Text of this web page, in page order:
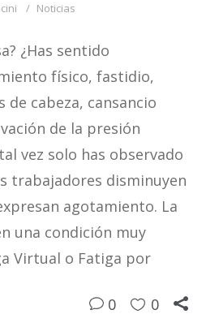
Noticias
¿Has sentido
físico, fastidio,
cabeza, cansancio
de la presión
vez solo has observado
trabajadores disminuyen
agotamiento. La
una condición muy
Virtual o Fatiga por
0 0